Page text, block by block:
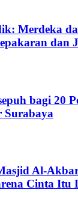
Merdeka
dan
bagi 20
Al-
Cinta Itu